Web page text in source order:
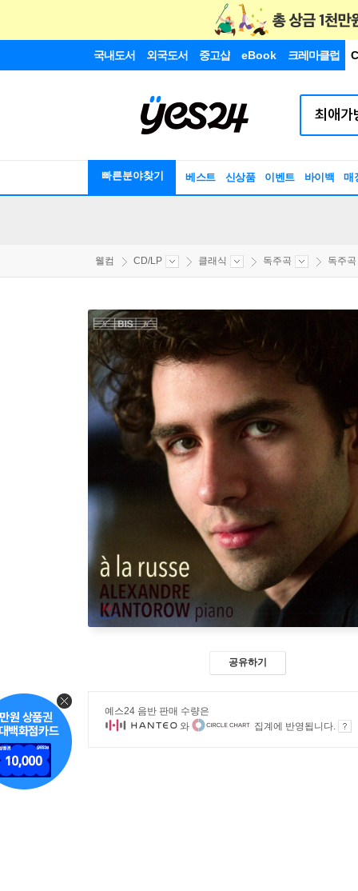
국내도서 외국도서 중고샵 eBook 크레마클럽
빠른분야찾기 베스트 신상품 이벤트 바이백 매
웰컴 CD/LP 클래식 독주곡 독주
공유하기
예스24 음반 판매 수량은
와
집계에 반영됩니다.